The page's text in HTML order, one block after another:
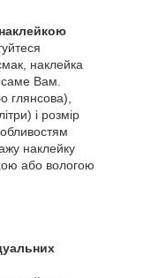
наклейка
Вам.
глянсова),
і розмір
наклейку
або вологою